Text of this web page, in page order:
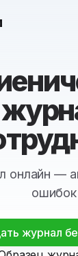
онлайн —
ошибок
журнал